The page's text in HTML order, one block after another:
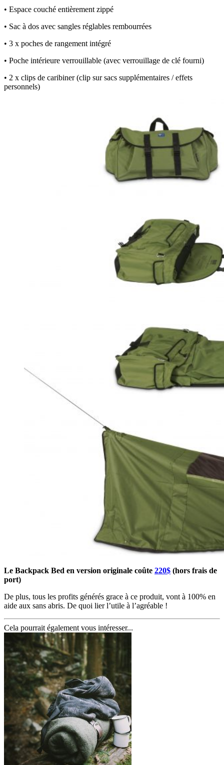
• Espace couché entièrement zippé
• Sac à dos avec sangles réglables rembourrées
• 3 x poches de rangement intégré
• Poche intérieure verrouillable (avec verrouillage de clé fourni)
• 2 x clips de caribiner (clip sur sacs supplémentaires / effets
personnels)
Le Backpack Bed en version originale coûte 220$ (hors frais de
port)
De plus, tous les profits générés grace à ce produit, vont à 100% en
aide aux sans abris. De quoi lier l’utile à l’agréable !
Cela pourrait également vous intéresser...